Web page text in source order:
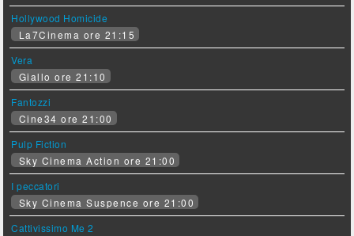
Hollywood Homicide
La7Cinema ore 21:15
Vera
Giallo ore 21:10
Fantozzi
Cine34 ore 21:00
Pulp Fiction
Sky Cinema Action ore 21:00
I peccatori
Sky Cinema Suspence ore 21:00
Cattivissimo Me 2